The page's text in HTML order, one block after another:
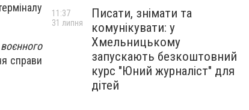
справи
Писати, знімати та
комунікувати: у
Хмельницькому
запускають безкоштовний
курс "Юний журналіст" для
дітей
11:37
31 липня